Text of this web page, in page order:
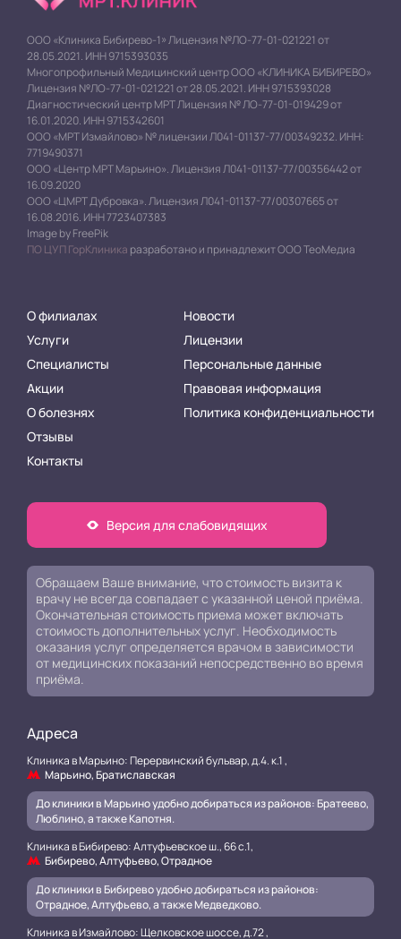
ООО «Клиника Бибирево-1» Лицензия №ЛО-77-01-021221 от
28.05.2021. ИНН 9715393035
Многопрофильный Медицинский центр ООО «КЛИНИКА БИБИРЕВО»
Лицензия №ЛО-77-01-021221 от 28.05.2021. ИНН 9715393028
Диагностический центр МРТ Лицензия № ЛО-77-01-019429 от
16.01.2020. ИНН 9715342601
ООО «МРТ Измайлово» № лицензии Л041-01137-77/00349232. ИНН:
7719490371
ООО «Центр МРТ Марьино». Лицензия Л041-01137-77/00356442 от
16.09.2020
ООО «ЦМРТ Дубровка». Лицензия Л041-01137-77/00307665 от
16.08.2016. ИНН 7723407383
Image by FreePik
ПО ЦУП ГорКлиника разработано и принадлежит ООО ТеоМедиа
О филиалах
Услуги
Специалисты
Акции
О болезнях
Отзывы
Контакты
Новости
Лицензии
Персональные данные
Правовая информация
Политика конфиденциальности
Версия для слабовидящих
Обращаем Ваше внимание, что стоимость визита к
врачу не всегда совпадает с указанной ценой приёма.
Окончательная стоимость приема может включать
стоимость дополнительных услуг. Необходимость
оказания услуг определяется врачом в зависимости
от медицинских показаний непосредственно во время
приёма.
Адреса
Клиника в Марьино: Перервинский бульвар, д.4. к.1 ,
Марьино, Братиславская
До клиники в Марьино удобно добираться из районов: Братеево,
Люблино, а также Капотня.
Клиника в Бибирево: Алтуфьевское ш., 66 с.1,
Бибирево, Алтуфьево, Отрадное
До клиники в Бибирево удобно добираться из районов:
Отрадное, Алтуфьево, а также Медведково.
Клиника в Измайлово: Щелковское шоссе, д.72 ,